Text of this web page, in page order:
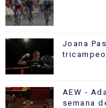
Joana
AEW -
semana